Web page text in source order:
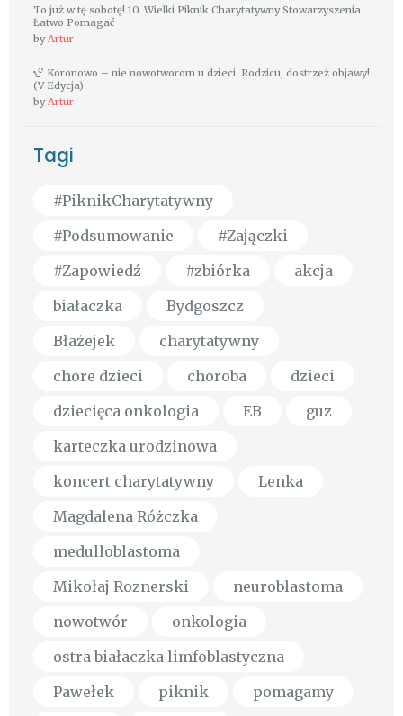
To już w tę sobotę! 10. Wielki Piknik Charytatywny Stowarzyszenia
Łatwo Pomagać
byArtur
Koronowo – nie nowotworom u dzieci. Rodzicu, dostrzeż objawy!
(V Edycja)
byArtur
Tagi
#PiknikCharytatywny
#Podsumowanie
#Zajączki
#Zapowiedź
#zbiórka
akcja
białaczka
Bydgoszcz
Błażejek
charytatywny
chore dzieci
choroba
dzieci
dziecięca onkologia
EB
guz
karteczka urodzinowa
koncert charytatywny
Lenka
Magdalena Różczka
medulloblastoma
Mikołaj Roznerski
neuroblastoma
nowotwór
onkologia
ostra białaczka limfoblastyczna
Pawełek
piknik
pomagamy